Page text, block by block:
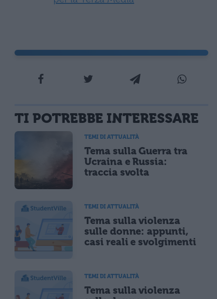
TI POTREBBE INTERESSARE
TEMI DI ATTUALITÀ
Tema sulla Guerra tra
Ucraina e Russia:
traccia svolta
TEMI DI ATTUALITÀ
Tema sulla violenza
sulle donne: appunti,
casi reali e svolgimenti
TEMI DI ATTUALITÀ
Tema sulla violenza